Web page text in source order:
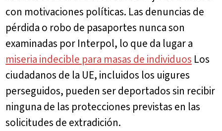
con motivaciones políticas. Las denuncias de
pérdida o robo de pasaportes nunca son
examinadas por Interpol, lo que da lugar a
miseria indecible para masas de individuos Los
ciudadanos de la UE, incluidos los uigures
perseguidos, pueden ser deportados sin recibir
ninguna de las protecciones previstas en las
solicitudes de extradición.